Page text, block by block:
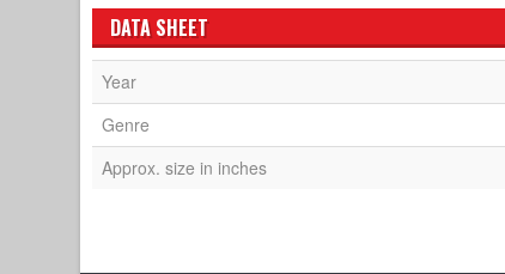
DATA SHEET
Year
Genre
Approx. size in inches